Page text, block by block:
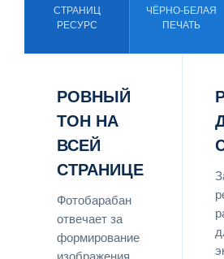
СТРАНИЦ
РЕСУРС
ЧЁРНО-БЕЛАЯ
ПЕЧАТЬ
РОВНЫЙ
ТОН НА
ВСЕЙ
СТРАНИЦЕ
Фотобарабан
отвечает за
формирование
изображения